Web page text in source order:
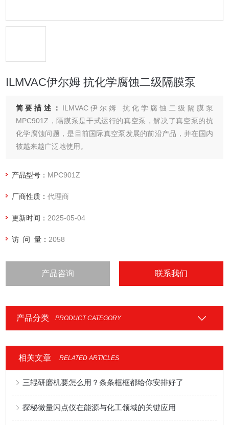
ILMVAC伊尔姆 抗化学腐蚀二级隔膜泵
简要描述： ILMVAC伊尔姆 抗化学腐蚀二级隔膜泵
MPC901Z，隔膜泵是干式运行的真空泵，解决了真空泵的抗
化学腐蚀问题，是目前国际真空泵发展的前沿产品，并在国内
被越来越广泛地使用。
产品型号： MPC901Z
厂商性质：代理商
更新时间： 2025-05-04
访 问 量： 2058
产品咨询 联系我们
产品分类 PRODUCT CATEGORY
相关文章 RELATED ARTICLES
三辊研磨机要怎么用？条条框框都给你安排好了
探秘微量闪点仪在能源与化工领域的关键应用